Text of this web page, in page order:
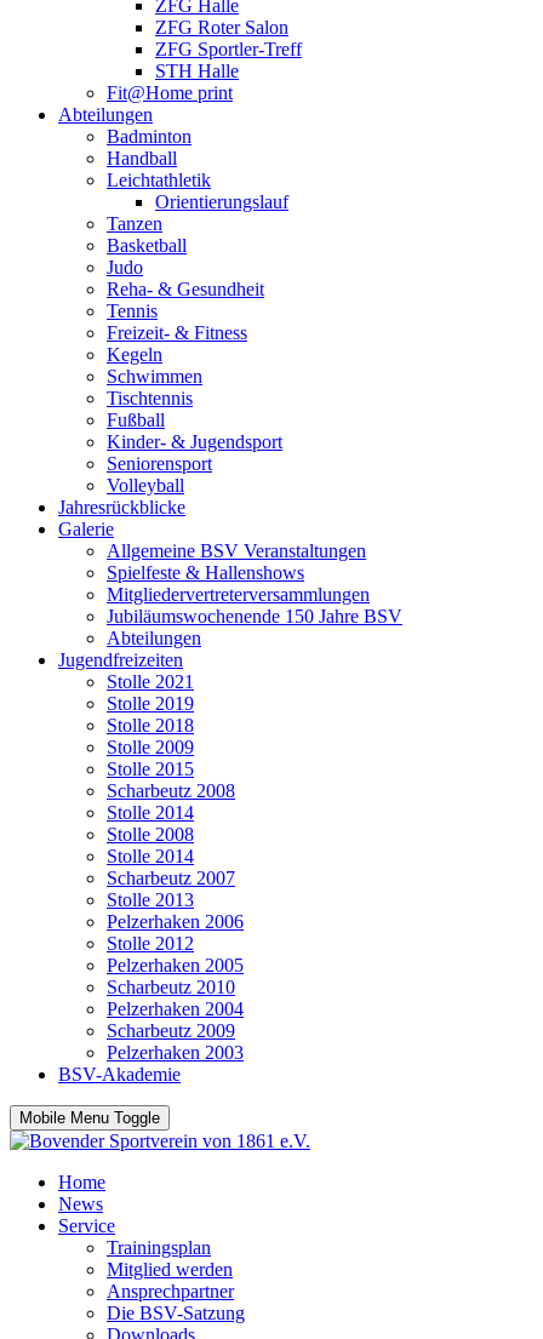
ZFG Halle
ZFG Roter Salon
ZFG Sportler-Treff
STH Halle
Fit@Home print
Abteilungen
Badminton
Handball
Leichtathletik
Orientierungslauf
Tanzen
Basketball
Judo
Reha- & Gesundheit
Tennis
Freizeit- & Fitness
Kegeln
Schwimmen
Tischtennis
Fußball
Kinder- & Jugendsport
Seniorensport
Volleyball
Jahresrückblicke
Galerie
Allgemeine BSV Veranstaltungen
Spielfeste & Hallenshows
Mitgliedervertreterversammlungen
Jubiläumswochenende 150 Jahre BSV
Abteilungen
Jugendfreizeiten
Stolle 2021
Stolle 2019
Stolle 2018
Stolle 2009
Stolle 2015
Scharbeutz 2008
Stolle 2014
Stolle 2008
Stolle 2014
Scharbeutz 2007
Stolle 2013
Pelzerhaken 2006
Stolle 2012
Pelzerhaken 2005
Scharbeutz 2010
Pelzerhaken 2004
Scharbeutz 2009
Pelzerhaken 2003
BSV-Akademie
Mobile Menu Toggle
Home
News
Service
Trainingsplan
Mitglied werden
Ansprechpartner
Die BSV-Satzung